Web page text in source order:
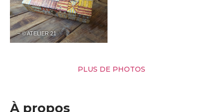
– © ATELIER 21
PLUS DE PHOTOS
À propos